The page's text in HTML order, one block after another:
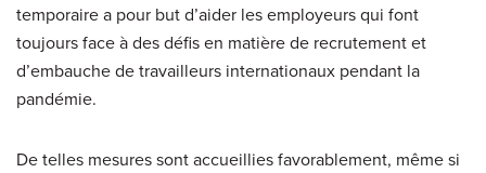
temporaire a pour but d’aider les employeurs qui font
toujours face à des défis en matière de recrutement et
d’embauche de travailleurs internationaux pendant la
pandémie.
De telles mesures sont accueillies favorablement, même si